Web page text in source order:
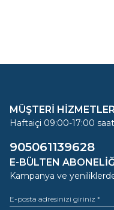
MÜŞTERİ
Haftaiçi 09:00-17:00
905061139628
E-BÜLTEN
Kampanya ve